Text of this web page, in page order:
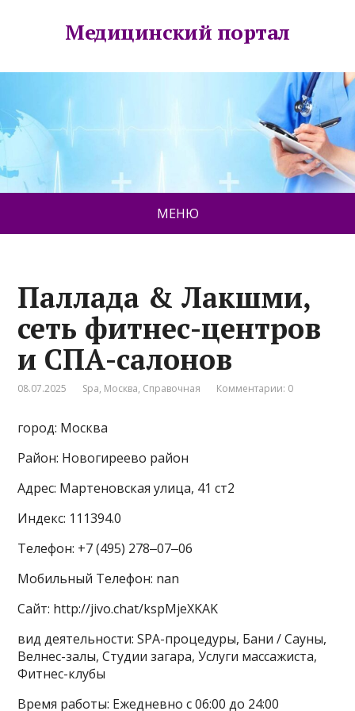
Медицинский портал
МЕНЮ
Паллада & Лакшми,
сеть фитнес-центров
и СПА-салонов
08.07.2025 Spa, Москва, Справочная Комментарии: 0
город: Москва
Район: Новогиреево район
Адрес: Мартеновская улица, 41 ст2
Индекс: 111394.0
Телефон: +7 (495) 278‒07‒06
Мобильный Телефон: nan
Сайт: http://jivo.chat/kspMjeXKAK
вид деятельности: SPA-процедуры, Бани / Сауны,
Велнес-залы, Студии загара, Услуги массажиста,
Фитнес-клубы
Время работы: Ежедневно с 06:00 до 24:00